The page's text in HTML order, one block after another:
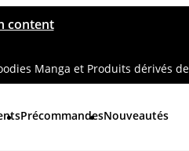
content
Manga et Produits dérivés
PrécommandesNouveautés